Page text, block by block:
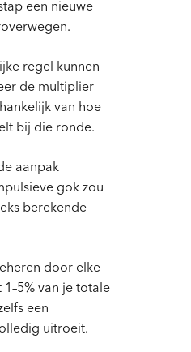
een nieuwe
regel kunnen
de multiplier
van hoe
bij die ronde.
aanpak
gok zou
berekende
door elke
van je totale
een
uitroeit.